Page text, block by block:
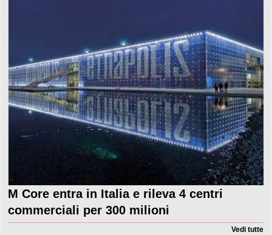
M Core entra in Italia e rileva 4 centri
commerciali per 300 milioni
Vedi tutte